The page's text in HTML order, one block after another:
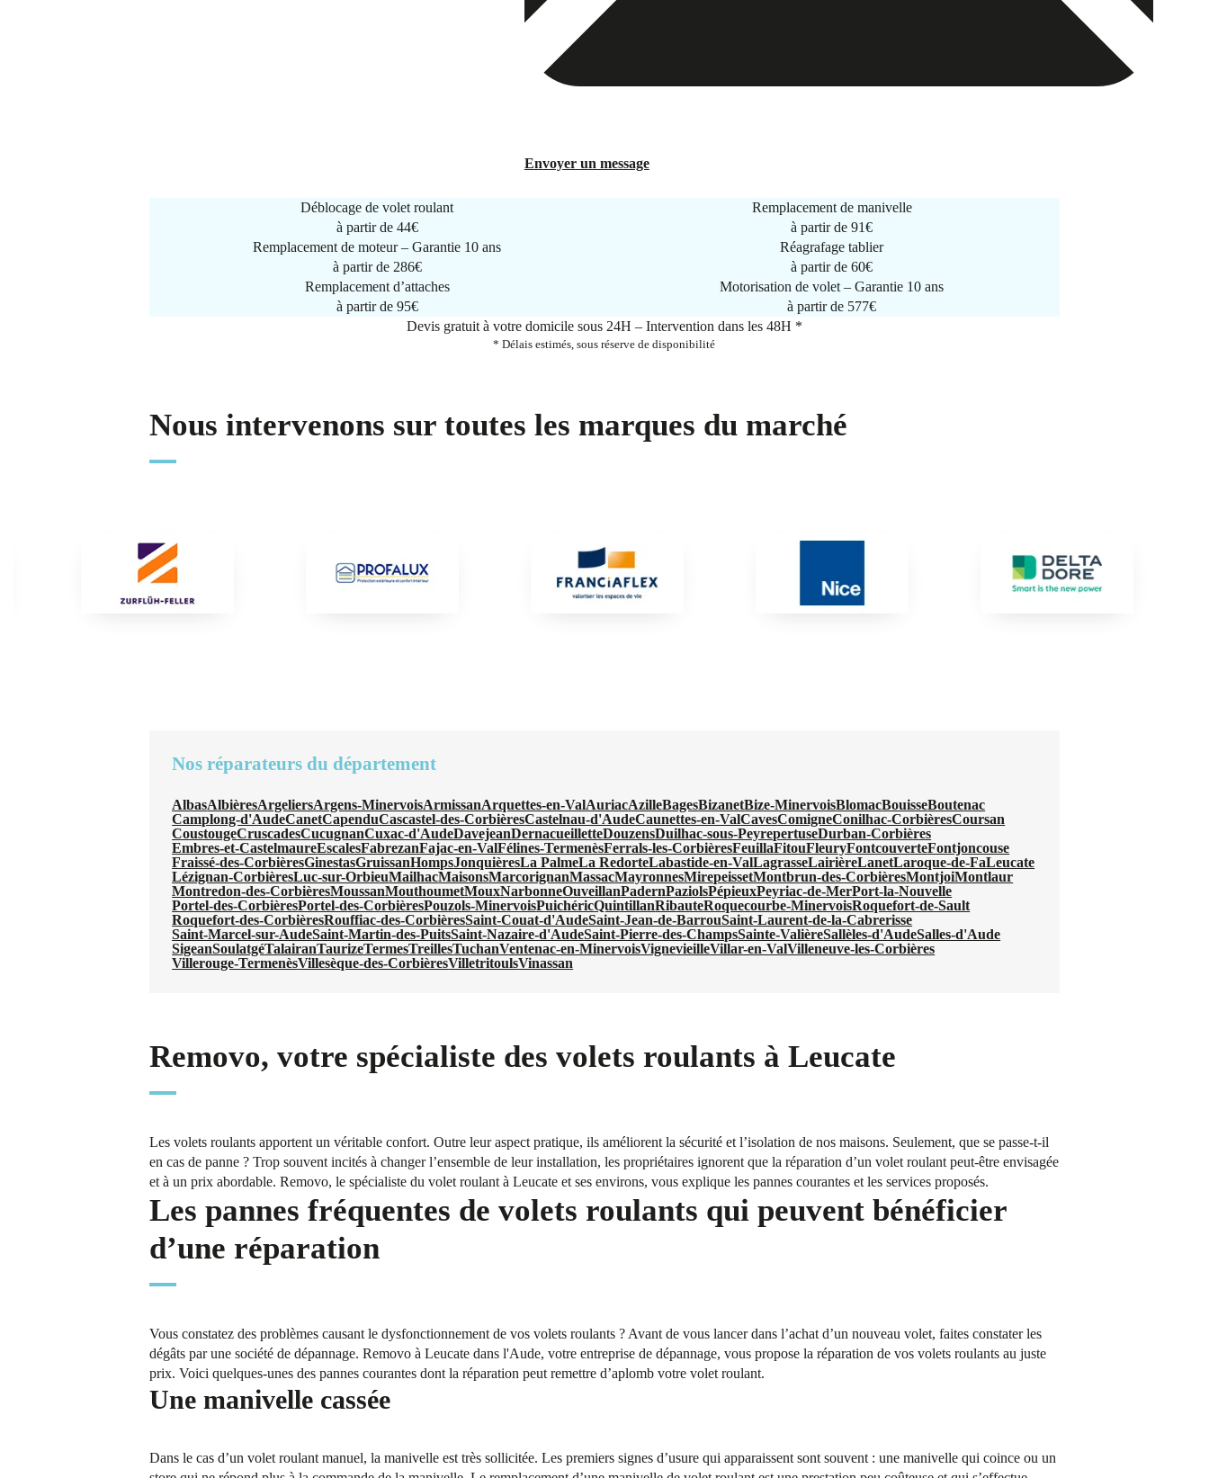
Envoyer un message
Déblocage de volet roulant
à partir de 44€
Remplacement de manivelle
à partir de91€
Remplacement de moteur – Garantie 10 ans
à partir de 286€
Réagrafage tablier
à partir de60€
Remplacement d’attaches
à partir de 95€
Motorisation de volet – Garantie 10 ans
à partir de 577€
Devis gratuit à votre domicile sous 24H – Intervention dans les 48H *
* Délais estimés, sous réserve de disponibilité
Nous intervenons sur toutes les marques du marché
Nos réparateurs du département
AlbasAlbièresArgeliersArgens-MinervoisArmissanArquettes-en-ValAuriacAzilleBagesBizanetBize-MinervoisBlomacBouisseBoutenac
Camplong-d'AudeCanetCapenduCascastel-des-CorbièresCastelnau-d'AudeCaunettes-en-ValCavesComigneConilhac-CorbièresCoursan
CoustougeCruscadesCucugnanCuxac-d'AudeDavejeanDernacueilletteDouzensDuilhac-sous-PeyrepertuseDurban-Corbières
Embres-et-CastelmaureEscalesFabrezanFajac-en-ValFélines-TermenèsFerrals-les-CorbièresFeuillaFitouFleuryFontcouverteFontjoncouse
Fraissé-des-CorbièresGinestasGruissanHompsJonquièresLa PalmeLa RedorteLabastide-en-ValLagrasseLairièreLanetLaroque-de-FaLeucate
Lézignan-CorbièresLuc-sur-OrbieuMailhacMaisonsMarcorignanMassacMayronnesMirepeissetMontbrun-des-CorbièresMontjoiMontlaur
Montredon-des-CorbièresMoussanMouthoumetMouxNarbonneOuveillanPadernPaziolsPépieuxPeyriac-de-MerPort-la-Nouvelle
Portel-des-CorbièresPortel-des-CorbièresPouzols-MinervoisPuichéricQuintillanRibauteRoquecourbe-MinervoisRoquefort-de-Sault
Roquefort-des-CorbièresRouffiac-des-CorbièresSaint-Couat-d'AudeSaint-Jean-de-BarrouSaint-Laurent-de-la-Cabrerisse
Saint-Marcel-sur-AudeSaint-Martin-des-PuitsSaint-Nazaire-d'AudeSaint-Pierre-des-ChampsSainte-ValièreSallèles-d'AudeSalles-d'Aude
SigeanSoulatgéTalairanTaurizeTermesTreillesTuchanVentenac-en-MinervoisVignevieilleVillar-en-ValVilleneuve-les-Corbières
Villerouge-TermenèsVillesèque-des-CorbièresVilletritoulsVinassan
Removo, votre spécialiste des volets roulants à Leucate
Les volets roulants apportent un véritable confort. Outre leur aspect pratique, ils améliorent la sécurité et l’isolation de nos maisons. Seulement, que se passe-t-il
en cas de panne ? Trop souvent incités à changer l’ensemble de leur installation, les propriétaires ignorent que la réparation d’un volet roulant peut-être envisagée
et à un prix abordable. Removo, le spécialiste du volet roulant à Leucate et ses environs, vous explique les pannes courantes et les services proposés.
Les pannes fréquentes de volets roulants qui peuvent bénéficier
d’une réparation
Vous constatez des problèmes causant le dysfonctionnement de vos volets roulants ? Avant de vous lancer dans l’achat d’un nouveau volet, faites constater les
dégâts par une société de dépannage. Removo à Leucate dans l'Aude, votre entreprise de dépannage, vous propose la réparation de vos volets roulants au juste
prix. Voici quelques-unes des pannes courantes dont la réparation peut remettre d’aplomb votre volet roulant.
Une manivelle cassée
Dans le cas d’un volet roulant manuel, la manivelle est très sollicitée. Les premiers signes d’usure qui apparaissent sont souvent : une manivelle qui coince ou un